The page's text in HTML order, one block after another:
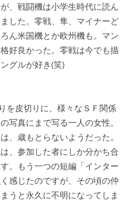
、戦闘機は小学生時代に読ん
した。零戦、隼、マイナーど
ん米国機とか欧州機も。マン
好良かった。零戦は今でも描
グルが好き(笑)
を皮切りに、様々なＳＦ関係
写真にまで写る一人の女性。
、歳もとらないようだった。
、参加した者にしか分かち合
。もう一つの短編「インター
感じたのですが、その頃の仲
うと永久に不明になってしま